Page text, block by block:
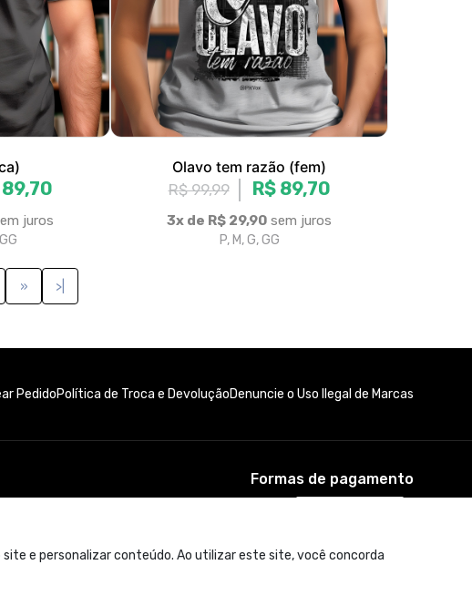
juros 3x de R$ 29,90sem juros
P, M, G, GG
» >|
e personalizar conteúdo. Ao utilizar este site, você concorda
Pedido Política de Troca e Devolução Denuncie o Uso Ilegal de Marcas